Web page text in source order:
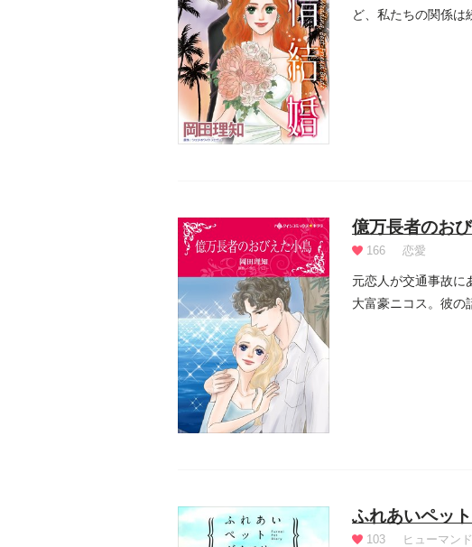
ど、私たちの関係は
億万長者のお
166 恋愛
元恋人が交通事故に
大富豪ニコス。彼の
ふれあいペッ
103 ヒューマン